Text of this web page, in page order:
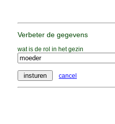
Verbeter de gegevens
wat is de rol in het gezin
cancel